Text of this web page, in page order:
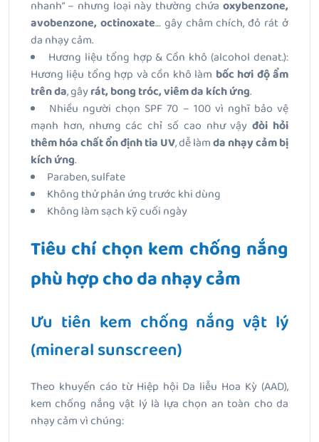
nhanh” – nhưng loại này thường chứa oxybenzone,
avobenzone, octinoxate… gây châm chích, đỏ rát ở
da nhạy cảm.
Hương liệu tổng hợp & Cồn khô (alcohol denat.):
Hương liệu tổng hợp và cồn khô làm bốc hơi độ ẩm
trên da, gâyrát, bong tróc, viêm da kích ứng.
Nhiều người chọn SPF 70 – 100 vì nghĩ bảo vệ
mạnh hơn, nhưng các chỉ số cao như vậyđòi hỏi
thêm hóa chất ổn định tia UV, dễ làmda nhạy cảm bị
kích ứng.
Paraben, sulfate
Không thử phản ứng trước khi dùng
Không làm sạch kỹ cuối ngày
Tiêu chí chọn kem chống nắng
phù hợp cho da nhạy cảm
Ưu tiên kem chống nắng vật lý
(mineral sunscreen)
Theo khuyến cáo từ Hiệp hội Da liễu Hoa Kỳ (AAD),
kem chống nắng vật lý là lựa chọn an toàn cho da
nhạy cảm vì chúng: